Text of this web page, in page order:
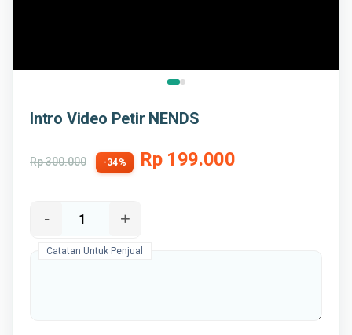
Intro Video Petir NENDS
Rp 300.000 -34% Rp 199.000
- +
Catatan Untuk Penjual